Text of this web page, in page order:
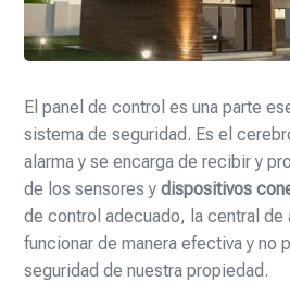
El panel de control es una parte
sistema de seguridad. Es el
alarma y se encarga de recibir y
de los sensores ydispositivos
de control adecuado, la central de
funcionar de manera efectiva y no
seguridad de nuestra propiedad.